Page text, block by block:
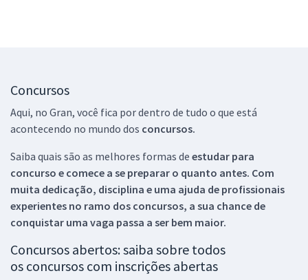
Concursos
Aqui, no Gran, você fica por dentro de tudo o que está
acontecendo no mundo dos concursos.
Saiba quais são as melhores formas de estudar para
concurso e comece a se preparar o quanto antes. Com
muita dedicação, disciplina e uma ajuda de profissionais
experientes no ramo dos concursos, a sua chance de
conquistar uma vaga passa a ser bem maior.
Concursos abertos: saiba sobre todos
os concursos com inscrições abertas